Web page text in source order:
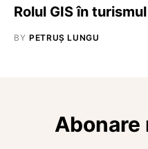
Rolul GIS în
BY PETRUȘ LUNGU